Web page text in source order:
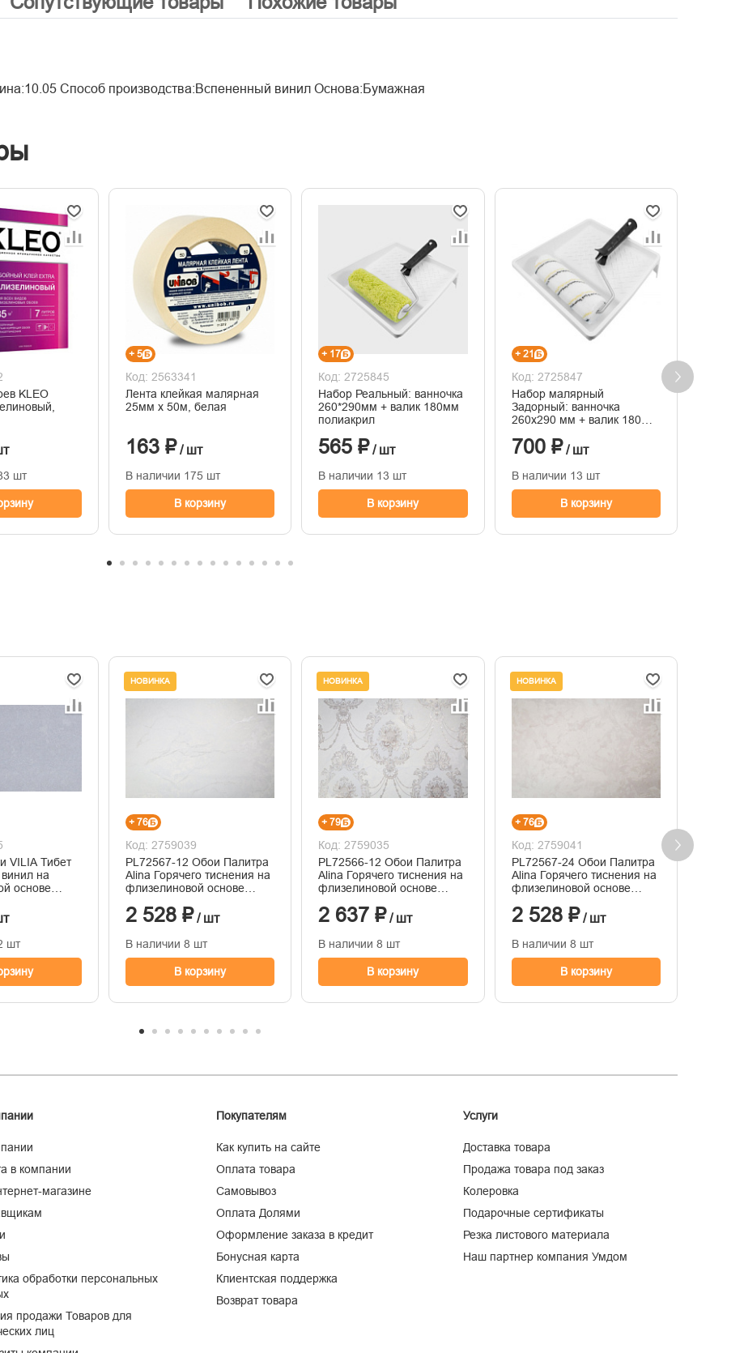
Способ производства:Вспененный винил Основа:Бумажная
KLEO
шт
+ 5
Код: 2563341
Лента клейкая малярная
25мм х 50м, белая
163 ₽/ шт
В наличии 175 шт
В корзину
+ 17
Код: 2725845
Набор Реальный: ванночка
260*290мм + валик 180мм
полиакрил
565 ₽ / шт
В наличии 13 шт
В корзину
+ 21
Код: 2725847
Набор малярный
Задорный: ванночка
260x290 мм + валик 180
мм, полиамид.
700 ₽/ шт
В наличии 13 шт
В корзину
VILIA Тибет
на
основе
шт
НОВИНКА
+ 76
Код: 2759039
PL72567-12 Обои Палитра
Alina Горячего тиснения на
флизелиновой основе
2 528 ₽/ шт
В наличии 8 шт
В корзину
НОВИНКА
+ 79
Код: 2759035
PL72566-12 Обои Палитра
Alina Горячего тиснения на
флизелиновой основе
2 637 ₽ / шт
В наличии 8 шт
В корзину
НОВИНКА
+ 76
Код: 2759041
PL72567-24 Обои Палитра
Alina Горячего тиснения на
флизелиновой основе
2 528 ₽/ шт
В наличии 8 шт
В корзину
в компании
магазине
обработки персональных
продажи Товаров для
лиц
Покупателям
Как купить на сайте
Оплата товара
Самовывоз
Оплата Долями
Оформление заказа в кредит
Бонусная карта
Клиентская поддержка
Возврат товара
Услуги
Доставка товара
Продажа товара под заказ
Колеровка
Подарочные сертификаты
Резка листового материала
Наш партнер компания Умдом